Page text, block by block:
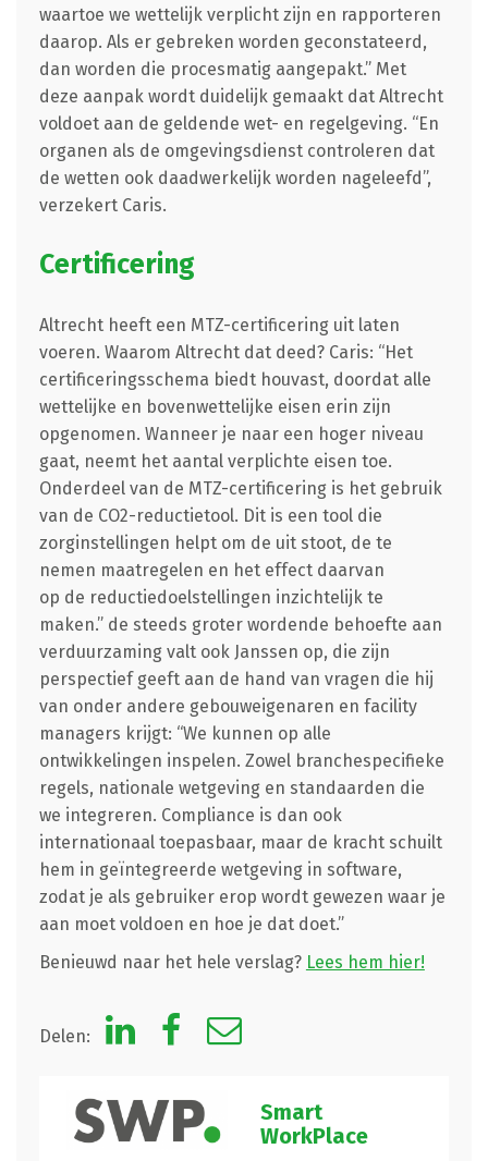
waartoe we wettelijk verplicht zijn en rapporteren
daarop. Als er gebreken worden geconstateerd,
dan worden die procesmatig aangepakt.” Met
deze aanpak wordt duidelijk gemaakt dat Altrecht
voldoet aan de geldende wet- en regelgeving. “En
organen als de omgevingsdienst controleren dat
de wetten ook daadwerkelijk worden nageleefd”,
verzekert Caris.
Certificering
Altrecht heeft een MTZ-certificering uit laten
voeren. Waarom Altrecht dat deed? Caris: “Het
certificeringsschema biedt houvast, doordat alle
wettelijke en bovenwettelijke eisen erin zijn
opgenomen. Wanneer je naar een hoger niveau
gaat, neemt het aantal verplichte eisen toe.
Onderdeel van de MTZ-certificering is het gebruik
van de CO2-reductietool. Dit is een tool die
zorginstellingen helpt om de uit stoot, de te
nemen maatregelen en het effect daarvan
op de reductiedoelstellingen inzichtelijk te
maken.” de steeds groter wordende behoefte aan
verduurzaming valt ook Janssen op, die zijn
perspectief geeft aan de hand van vragen die hij
van onder andere gebouweigenaren en facility
managers krijgt: “We kunnen op alle
ontwikkelingen inspelen. Zowel branchespecifieke
regels, nationale wetgeving en standaarden die
we integreren. Compliance is dan ook
internationaal toepasbaar, maar de kracht schuilt
hem in geïntegreerde wetgeving in software,
zodat je als gebruiker erop wordt gewezen waar je
aan moet voldoen en hoe je dat doet.”
Benieuwd naar het hele verslag? Lees hem hier!
Delen:
Smart
WorkPlace